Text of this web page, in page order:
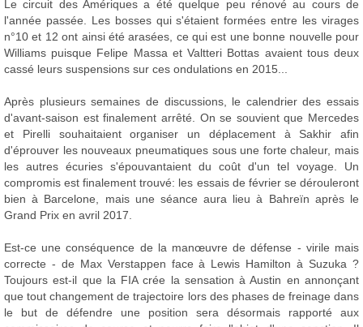
Le circuit des Amériques a été quelque peu rénové au cours de
l'année passée. Les bosses qui s'étaient formées entre les virages
n°10 et 12 ont ainsi été arasées, ce qui est une bonne nouvelle pour
Williams puisque Felipe Massa et Valtteri Bottas avaient tous deux
cassé leurs suspensions sur ces ondulations en 2015...
Après plusieurs semaines de discussions, le calendrier des essais
d'avant-saison est finalement arrêté. On se souvient que Mercedes
et Pirelli souhaitaient organiser un déplacement à Sakhir afin
d'éprouver les nouveaux pneumatiques sous une forte chaleur, mais
les autres écuries s'épouvantaient du coût d'un tel voyage. Un
compromis est finalement trouvé: les essais de février se dérouleront
bien à Barcelone, mais une séance aura lieu à Bahreïn après le
Grand Prix en avril 2017.
Est-ce une conséquence de la manœuvre de défense - virile mais
correcte - de Max Verstappen face à Lewis Hamilton à Suzuka ?
Toujours est-il que la FIA crée la sensation à Austin en annonçant
que tout changement de trajectoire lors des phases de freinage dans
le but de défendre une position sera désormais rapporté aux